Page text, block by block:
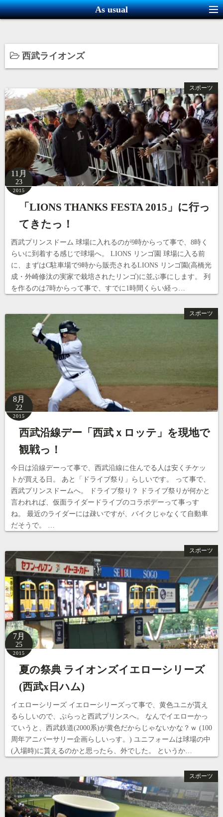
コ
ン
ン
へ
キ
ッ
プ
As usual
西武ライオンズ
スポーツ
11月
23
2015
「LIONS THANKS FESTA 2015」に行っ
てきたっ！
西武プリンスドーム 球場に入れるのが9時からって事で、8時く
らいに到着する感じで球場へ。 LIONS リンゴ園 球場に入る前
に、まずはC駐車場で9時から販売されるLIONS リンゴ園(高橋光
成・外崎修汰の実家で栽培されたリンゴ)に並ぶ事にします。 列
を作るのは7時からって事で、すでに1時間くらい経っ…
スポーツ
8月
22
2015
西武沿線デー「西武ｘロッテ」を現地で
観戦っ！
今日は沿線デーって事で、西武沿線に住んでる人は安くチケッ
トが買える日。 あと「ドライブ祭り」らしいです。 って事で、
西武プリンスドームへ。 ドライブ祭り？ ドライブ祭りが何かと
言われれば、仮面ライダードライブのコラボデーって事っす
ね。 最近のライダーには疎いですが、バイクじゃなくて自動車
だそうで。 …
スポーツ
7月
25
2015
夏の祭典 ライオンズイエローシリーズ
(西武x日ハム)
イエローシリーズ イエローシリーズって事で、黄色ユニが貰え
るらしいので、ぷらっと西武プリンスへ。 なんでイエローかっ
ていうと、西武鉄道(2000系)が黄色だからじゃないかな？ｗ (100
周年アニバーサリー企画らしいっす。) ユニフォームは球場の中
(入場時)に貰えるのかと思ったら、外でした。 というか…
スポーツ